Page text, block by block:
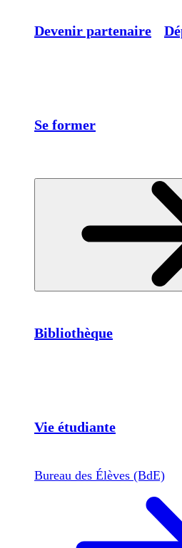
Devenir partenaire
Se former
Bibliothèque
Vie étudiante
Bureau des Élèves (BdE)